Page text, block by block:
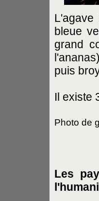
bleue
grand
puis
Il existe
Photo de
Les